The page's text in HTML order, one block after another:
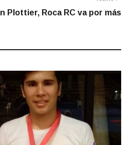
post:
Plottier, Roca RC va por más